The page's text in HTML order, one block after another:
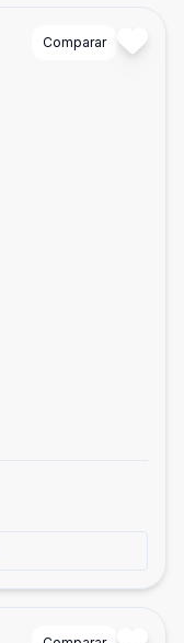
Comparar